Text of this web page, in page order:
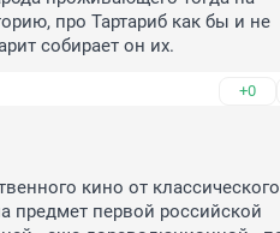
про Тартариб как бы и не
собирает он их.
+0
кино от
предмет первой российской